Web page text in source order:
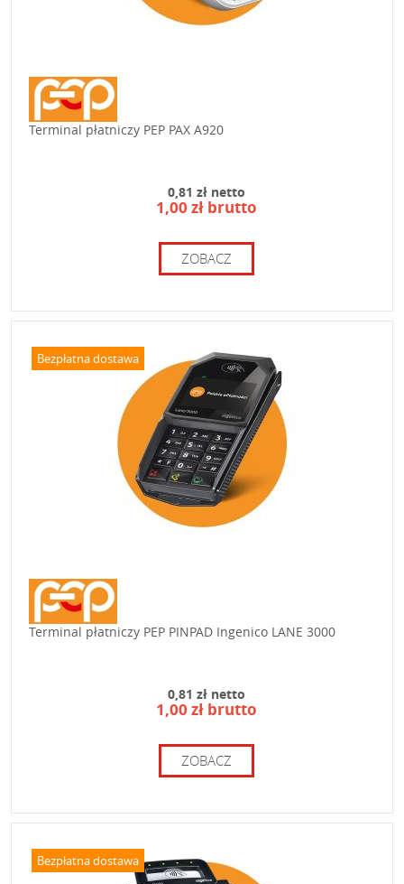
Terminal płatniczy PEP PAX A920
0,81 zł netto
1,00 zł brutto
ZOBACZ
Bezpłatna dostawa
Terminal płatniczy PEP PINPAD Ingenico LANE 3000
0,81 zł netto
1,00 zł brutto
ZOBACZ
Bezpłatna dostawa